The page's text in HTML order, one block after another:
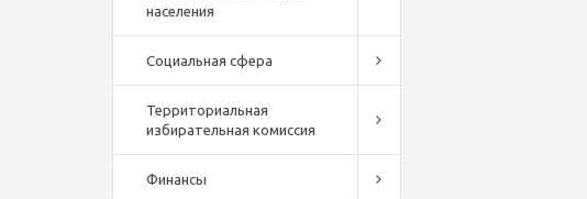
населения
Социальная сфера
Территориальная
избирательная комиссия
Финансы